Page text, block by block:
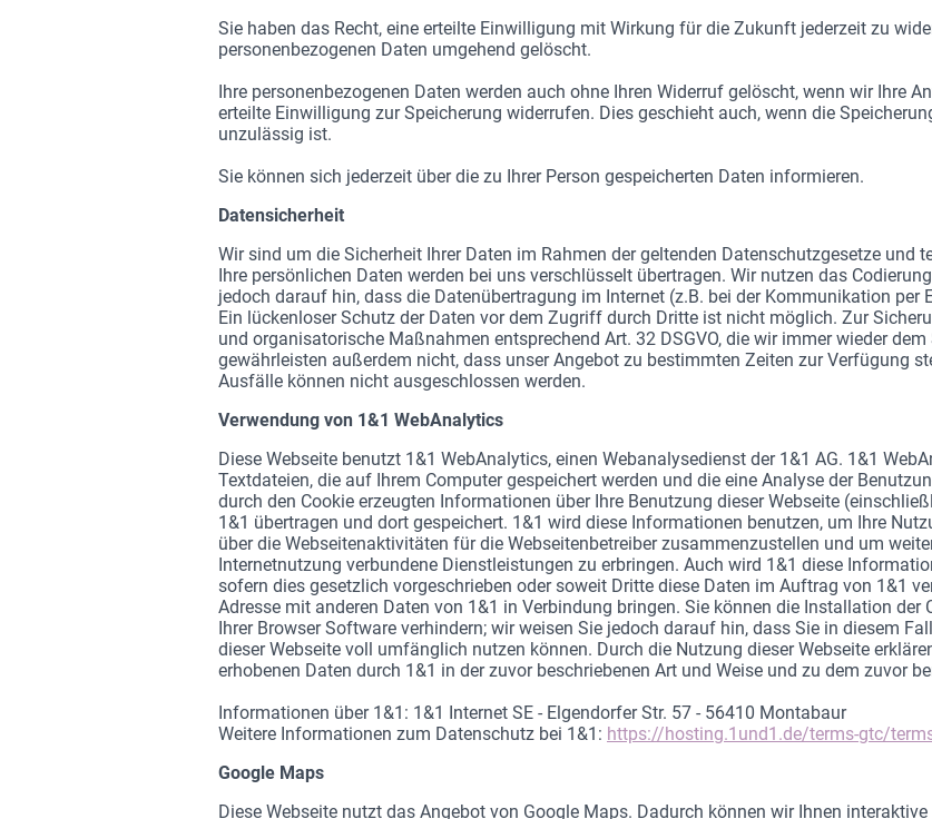
Sie haben das Recht, eine erteilte Einwilligung mit Wirkung für die Zukunft jederzeit zu
personenbezogenen Daten umgehend gelöscht.
Ihre personenbezogenen Daten werden auch ohne Ihren Widerruf gelöscht, wenn wir Ihre
erteilte Einwilligung zur Speicherung widerrufen. Dies geschieht auch, wenn die
unzulässig ist.
Sie können sich jederzeit über die zu Ihrer Person gespeicherten Daten informieren.
Datensicherheit
Wir sind um die Sicherheit Ihrer Daten im Rahmen der geltenden Datenschutzgesetze
Ihre persönlichen Daten werden bei uns verschlüsselt übertragen. Wir nutzen das
jedoch darauf hin, dass die Datenübertragung im Internet (z.B. bei der Kommunikation per
Ein lückenloser Schutz der Daten vor dem Zugriff durch Dritte ist nicht möglich. Zur
und organisatorische Maßnahmen entsprechend Art. 32 DSGVO, die wir immer wieder
gewährleisten außerdem nicht, dass unser Angebot zu bestimmten Zeiten zur Verfügung
Ausfälle können nicht ausgeschlossen werden.
Verwendung von 1&1 WebAnalytics
Diese Webseite benutzt 1&1 WebAnalytics, einen Webanalysedienst der 1&1 AG. 1&1
Textdateien, die auf Ihrem Computer gespeichert werden und die eine Analyse der
durch den Cookie erzeugten Informationen über Ihre Benutzung dieser Webseite
1&1 übertragen und dort gespeichert. 1&1 wird diese Informationen benutzen, um Ihre
über die Webseitenaktivitäten für die Webseitenbetreiber zusammenzustellen und um
Internetnutzung verbundene Dienstleistungen zu erbringen. Auch wird 1&1 diese
sofern dies gesetzlich vorgeschrieben oder soweit Dritte diese Daten im Auftrag von 1&1
Adresse mit anderen Daten von 1&1 in Verbindung bringen. Sie können die Installation der
Ihrer Browser Software verhindern; wir weisen Sie jedoch darauf hin, dass Sie in diesem
dieser Webseite voll umfänglich nutzen können. Durch die Nutzung dieser Webseite
erhobenen Daten durch 1&1 in der zuvor beschriebenen Art und Weise und zu dem zuvor
Informationen über 1&1: 1&1 Internet SE - Elgendorfer Str. 57 - 56410 Montabaur
Weitere Informationen zum Datenschutz bei 1&1: https://hosting.1und1.de/terms-gtc/
Google Maps
Diese Webseite nutzt das Angebot von Google Maps. Dadurch können wir Ihnen